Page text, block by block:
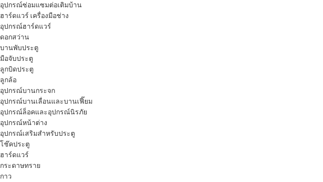
อุปกรณ์ซ่อมแซมต่อเติมบ้าน
ฮาร์ดแวร์ เครื่องมือช่าง
อุปกรณ์ฮาร์ดแวร์
ดอกสว่าน
บานพับประตู
มือจับประตู
ลูกบิดประตู
ลูกล้อ
อุปกรณ์บานกระจก
อุปกรณ์บานเลื่อนและบานเฟี๊ยม
อุปกรณ์ล็อคและอุปกรณ์นิรภัย
อุปกรณ์หน้าต่าง
อุปกรณ์เสริมสำหรับประตู
โช๊คประตู
ฮาร์ดแวร์
กระดาษทราย
กาว